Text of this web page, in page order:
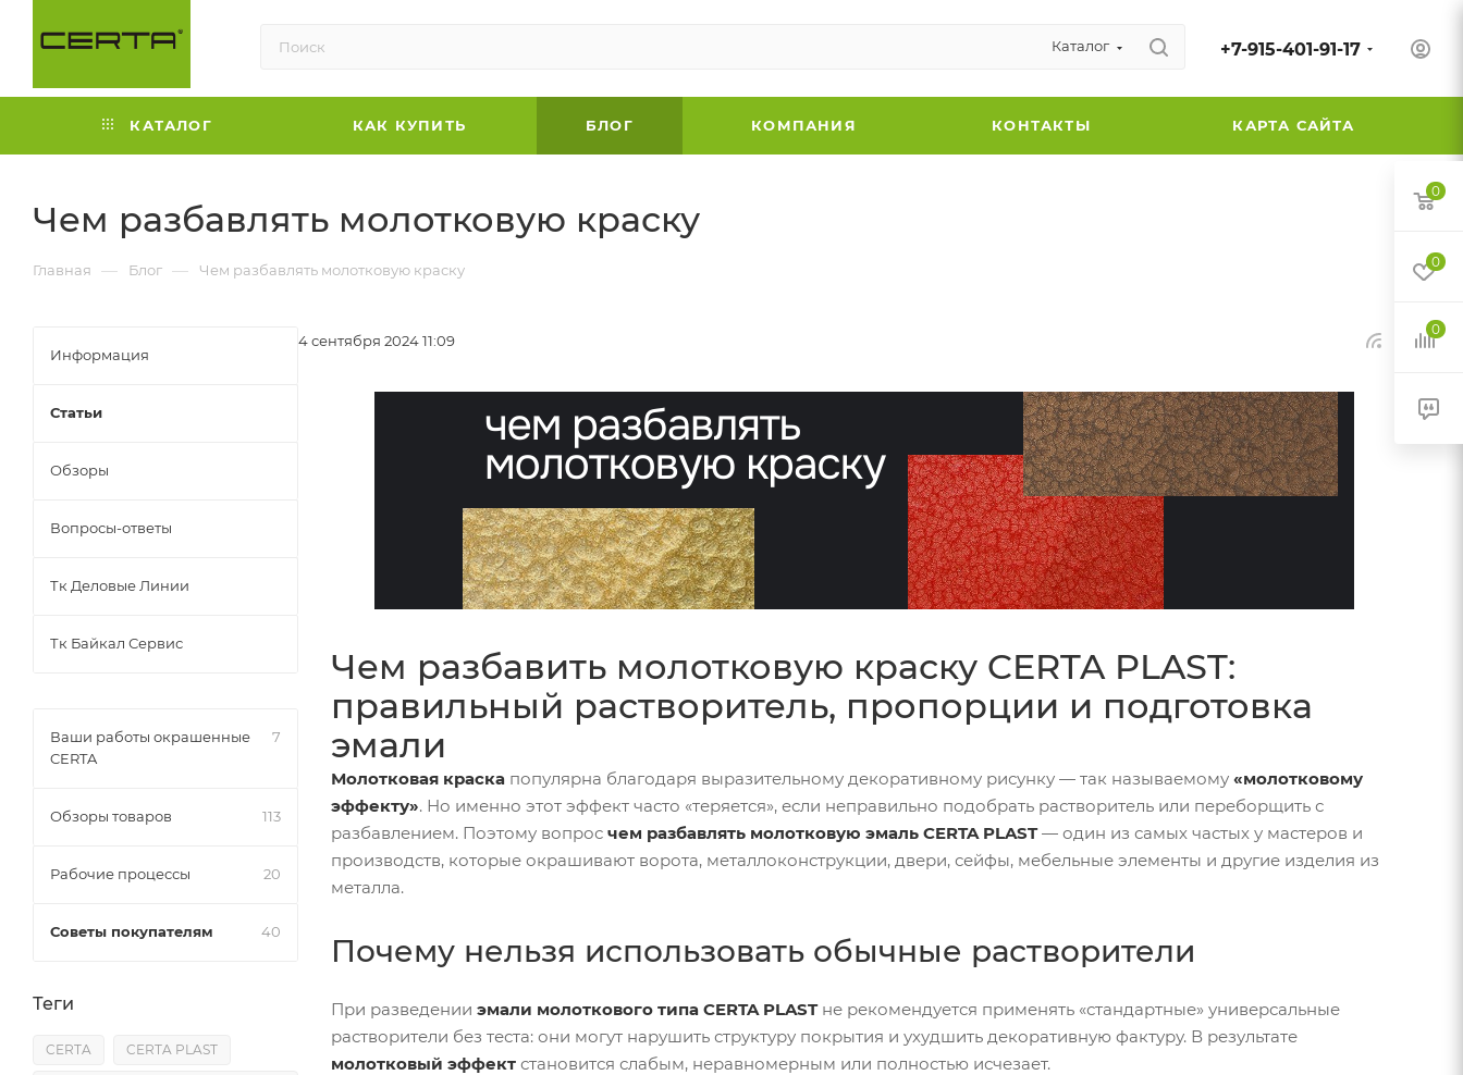
Каталог +7-915-401-91-17
КАТАЛОГ КАК КУПИТЬ БЛОГ КОМПАНИЯ КОНТАКТЫ КАРТА САЙТА
Чем разбавлять молотковую краску
Главная — Блог — Чем разбавлять молотковую краску
4 сентября 2024 11:09
Чем разбавить молотковую краску CERTA PLAST:
правильный растворитель, пропорции и подготовка
эмали
Молотковая краска популярна благодаря выразительному декоративному рисунку — так называемому «молотковому
эффекту». Но именно этот эффект часто «теряется», если неправильно подобрать растворитель или переборщить с
разбавлением. Поэтому вопрос чем разбавлять молотковую эмаль CERTA PLAST— один из самых частых у мастеров и
производств, которые окрашивают ворота, металлоконструкции, двери, сейфы, мебельные элементы и другие изделия из
металла.
Почему нельзя использовать обычные растворители
При разведении эмали молоткового типа CERTA PLASTне рекомендуется применять «стандартные» универсальные
растворители без теста: они могут нарушить структуру покрытия и ухудшить декоративную фактуру. В результате
молотковый эффект становится слабым, неравномерным или полностью исчезает.
Информация
Статьи
Обзоры
Вопросы-ответы
Тк Деловые Линии
Тк Байкал Сервис
Ваши работы окрашенные
CERTA
7
Обзоры товаров 113
Рабочие процессы 20
Советы покупателям 40
Теги
CERTA CERTA PLAST
0
0
0